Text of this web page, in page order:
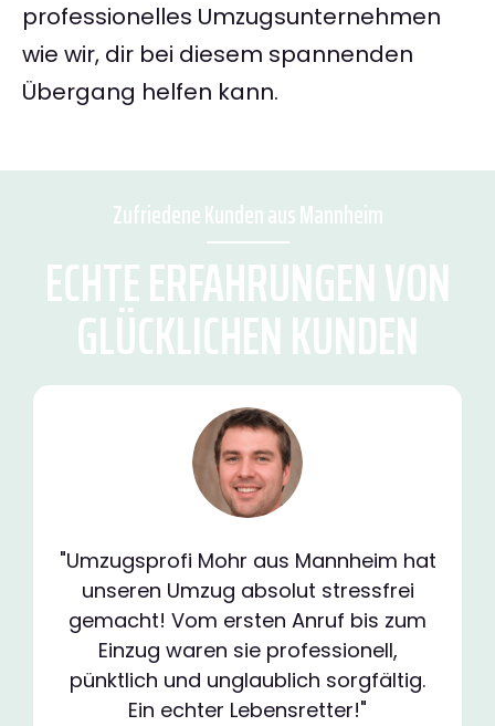
professionelles Umzugsunternehmen
wie wir, dir bei diesem spannenden
Übergang helfen kann.
Zufriedene Kunden aus Mannheim
ECHTE ERFAHRUNGEN VON
GLÜCKLICHEN KUNDEN
"Umzugsprofi Mohr aus Mannheim hat
unseren Umzug absolut stressfrei
gemacht! Vom ersten Anruf bis zum
Einzug waren sie professionell,
pünktlich und unglaublich sorgfältig.
Ein echter Lebensretter!"